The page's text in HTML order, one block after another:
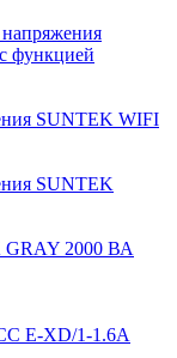
напряжения
функцией
SUNTEK WIFI
SUNTEK
GRAY 2000 ВА
E-XD/1-1.6A